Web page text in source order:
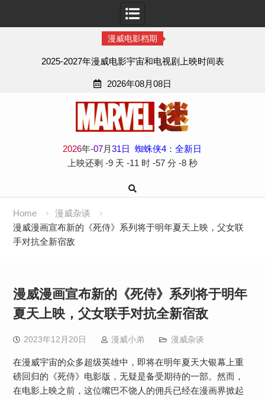
漫威电影档期
2025-2027年漫威电影宇宙和电视剧上映时间表
2026年08月08日
2026年-07月31日
蜘蛛侠4：全新日
上映还剩 -9 天 -11 时 -57 分 -9 秒
Home
漫威杂谈
漫威漫画宣布新的《死侍》系列将于明年夏天上映，父女联
手对抗全新宿敌
漫威漫画宣布新的《死侍》系列将于明年
夏天上映，父女联手对抗全新宿敌
2023年12月20日 漫威小弟 漫威杂谈
在漫威宇宙的众多超级英雄中，即将在明年夏天大银幕上重
磅回归的《死侍》电影版，无疑是备受期待的一部。然而，
在电影上映之前，这位嘴巴不饶人的佣兵已经在漫画界掀起